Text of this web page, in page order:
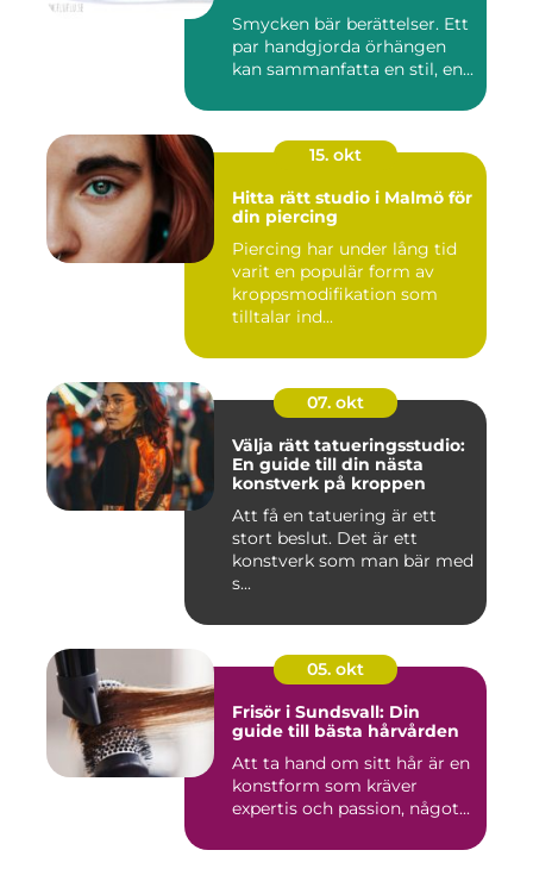
Smycken bär berättelser. Ett
par handgjorda örhängen
kan sammanfatta en stil, en...
15. okt
Hitta rätt studio i Malmö för
din piercing
Piercing har under lång tid
varit en populär form av
kroppsmodifikation som
tilltalar ind...
07. okt
Välja rätt tatueringsstudio:
En guide till din nästa
konstverk på kroppen
Att få en tatuering är ett
stort beslut. Det är ett
konstverk som man bär med
s...
05. okt
Frisör i Sundsvall: Din
guide till bästa hårvården
Att ta hand om sitt hår är en
konstform som kräver
expertis och passion, något...